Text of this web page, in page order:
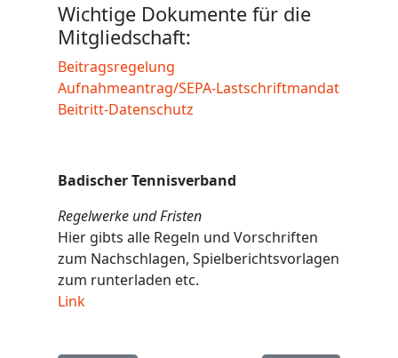
Wichtige Dokumente für die
Mitgliedschaft:
Beitragsregelung
Aufnahmeantrag/SEPA-Lastschriftmandat
Beitritt-Datenschutz
Badischer Tennisverband
Regelwerke und Fristen
Hier gibts alle Regeln und Vorschriften
zum Nachschlagen, Spielberichtsvorlagen
zum runterladen etc.
Link